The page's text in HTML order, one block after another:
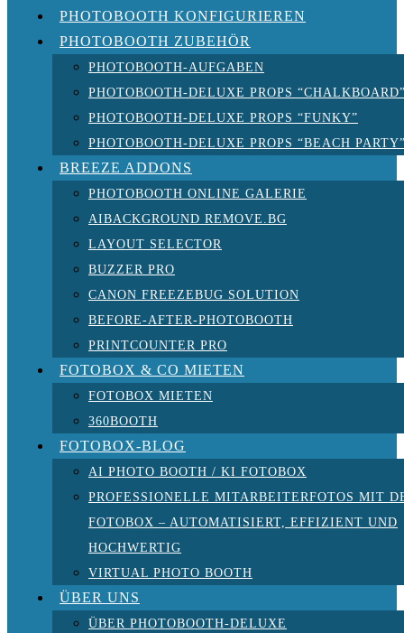
PHOTOBOOTH KONFIGURIEREN
PHOTOBOOTH ZUBEHÖR
PHOTOBOOTH-AUFGABEN
PHOTOBOOTH-DELUXE PROPS
PHOTOBOOTH-DELUXE PROPS “FUNKY”
PHOTOBOOTH-DELUXE PROPS “BEACH
BREEZE ADDONS
PHOTOBOOTH ONLINE GALERIE
AIBACKGROUND REMOVE.BG
LAYOUT SELECTOR
BUZZER PRO
CANON FREEZEBUG SOLUTION
BEFORE-AFTER-PHOTOBOOTH
PRINTCOUNTER PRO
FOTOBOX & CO MIETEN
FOTOBOX MIETEN
360BOOTH
FOTOBOX-BLOG
AI PHOTO BOOTH / KI FOTOBOX
PROFESSIONELLE MITARBEITERFOTOS MIT
FOTOBOX – AUTOMATISIERT, EFFIZIENT UND
HOCHWERTIG
VIRTUAL PHOTO BOOTH
ÜBER UNS
ÜBER PHOTOBOOTH-DELUXE